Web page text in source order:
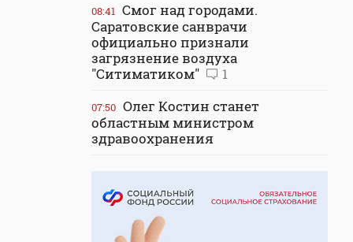
08:41 Смог над городами.
Саратовские санврачи
официально признали
загрязнение воздуха
"Ситиматиком"
1
07:50 Олег Костин станет
областным министром
здравоохранения